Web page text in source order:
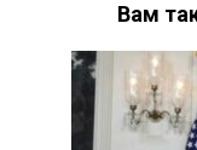
Вам